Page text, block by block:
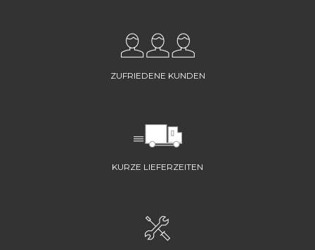
ZUFRIEDENE KUNDEN
KURZE LIEFERZEITEN